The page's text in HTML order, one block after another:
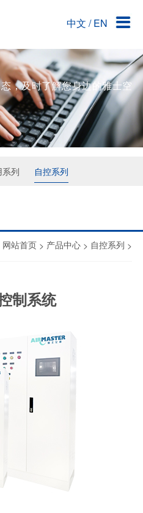
中文 / EN
，及时了解您身边的雅士空
列 自控系列
网站首页 > 产品中心 > 自控系列 >
制系统